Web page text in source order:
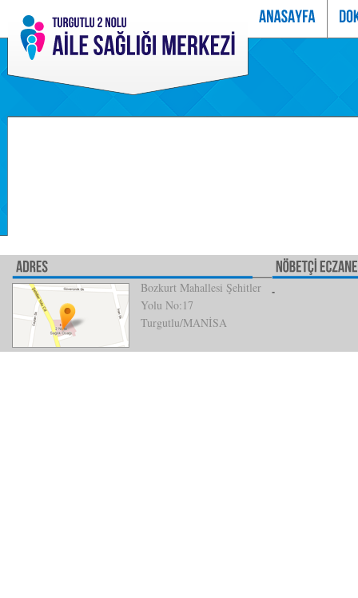
Bozkurt Mahallesi Şehitler
Yolu No:17
Turgutlu/MANİSA